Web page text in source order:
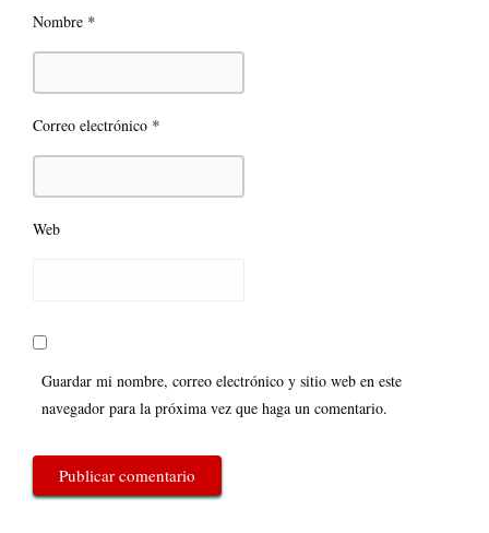
Nombre *
Correo electrónico *
Web
Guardar mi nombre, correo electrónico y sitio web en este
navegador para la próxima vez que haga un comentario.